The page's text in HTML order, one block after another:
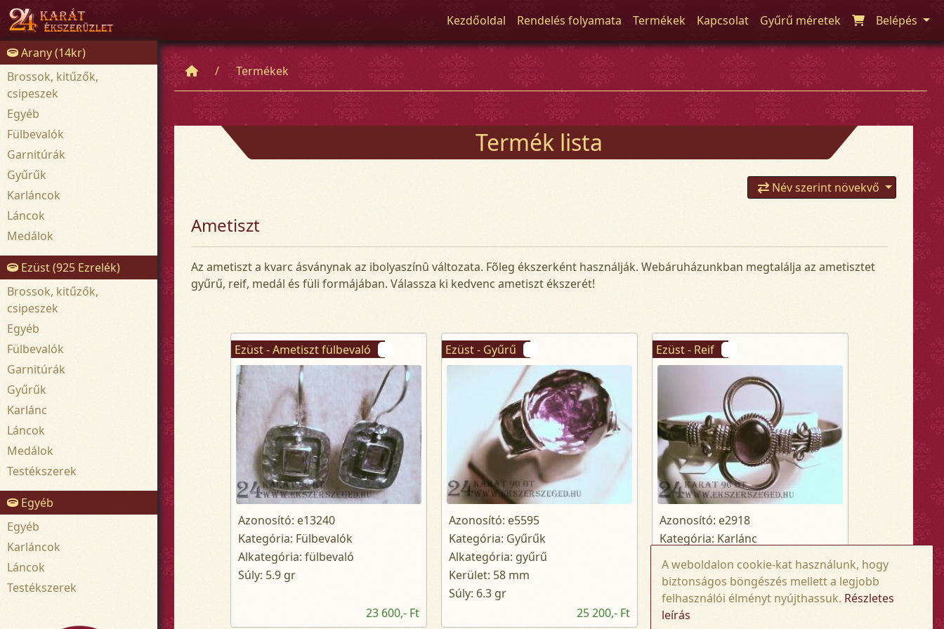
Kezdőoldal Rendelés folyamata Termékek Kapcsolat Gyűrű méretek Belépés
Arany (14kr)
Brossok, kitűzők,
csipeszek
Egyéb
Fülbevalók
Garnitúrák
Gyűrűk
Karláncok
Láncok
Medálok
Ezüst (925 Ezrelék)
Brossok, kitűzők,
csipeszek
Egyéb
Fülbevalók
Garnitúrák
Gyűrűk
Karlánc
Láncok
Medálok
Testékszerek
Egyéb
Egyéb
Karláncok
Láncok
Testékszerek
Termékek
Termék lista
Név szerint növekvő
Ametiszt
Az ametiszt a kvarc ásványnak az ibolyaszínû változata. Fõleg ékszerként használják. Webáruházunkban megtalálja az ametisztet
gyűrű, reif, medál és füli formájában. Válassza ki kedvenc ametiszt ékszerét!
Ezüst - Ametiszt fülbevaló
Azonosító: e13240
Kategória: Fülbevalók
Alkategória: fülbevaló
Súly: 5.9 gr
23 600,- Ft
Ezüst - Gyűrű
Azonosító: e5595
Kategória: Gyűrűk
Alkategória: gyűrű
Kerület: 58 mm
Súly: 6.3 gr
25 200,- Ft
Ezüst - Reif
Azonosító: e2918
Kategória: Karlánc
Alkategória: reif, karperec
Súly: 23.75 gr
A weboldalon cookie-kat használunk, hogy
biztonságos böngészés mellett a legjobb
felhasználói élményt nyújthassuk. Részletes
leírás